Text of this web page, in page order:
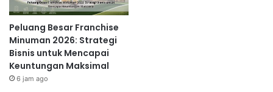
Peluang Besar Franchise
Minuman 2026: Strategi
Bisnis untuk Mencapai
Keuntungan Maksimal
6 jam ago